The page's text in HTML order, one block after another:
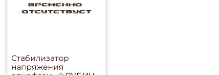
Стабилизатор
напряжения